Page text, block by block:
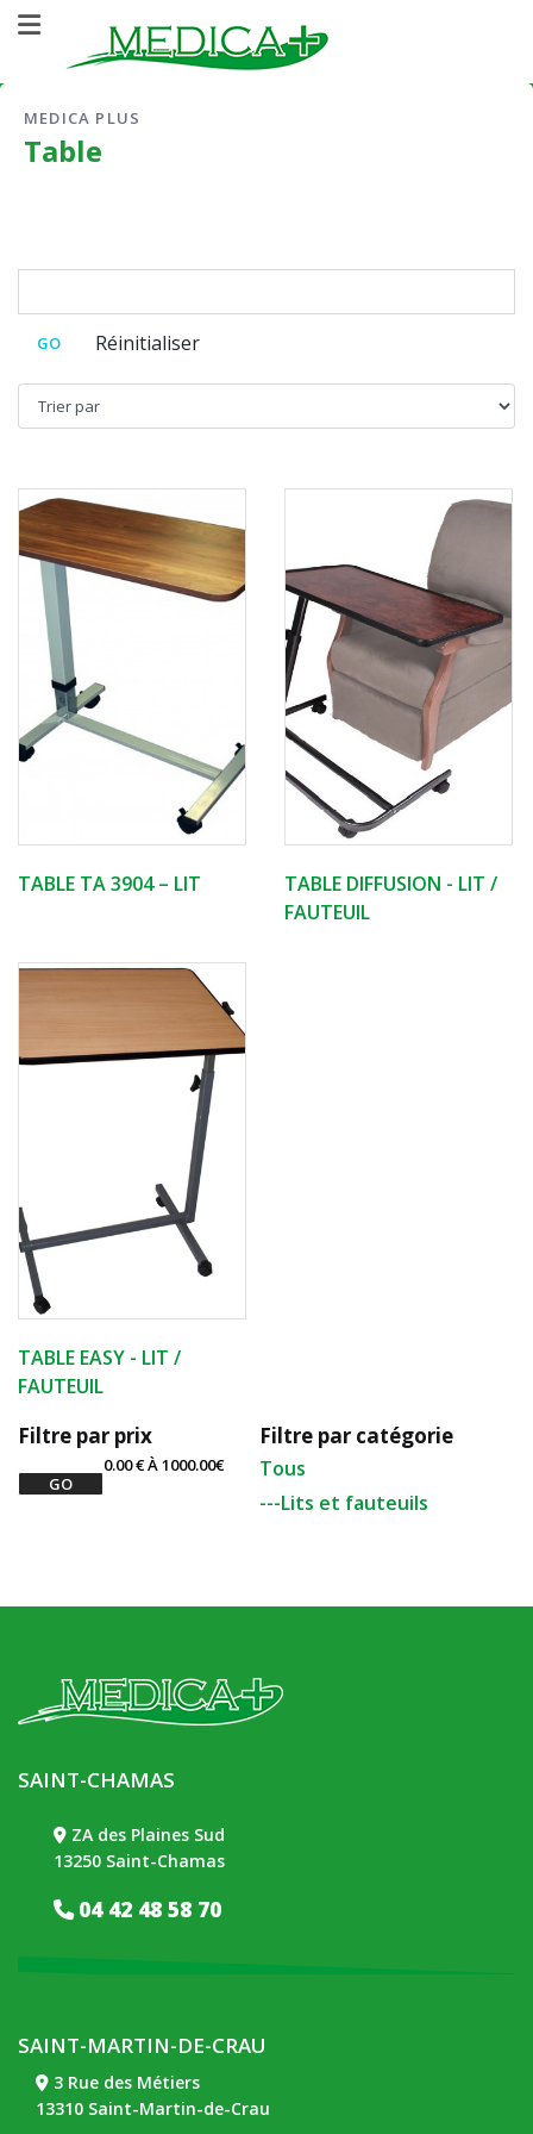
MEDICA PLUS
Table
TABLE TA 3904 – LIT
TABLE DIFFUSION - LIT /
FAUTEUIL
TABLE EASY - LIT /
FAUTEUIL
Filtre par prix
0.00€ À1000.00€
Filtre par catégorie
Tous
---Lits et fauteuils
SAINT-CHAMAS
ZA des Plaines Sud
13250 Saint-Chamas
04 42 48 58 70
SAINT-MARTIN-DE-CRAU
3 Rue des Métiers
13310 Saint-Martin-de-Crau